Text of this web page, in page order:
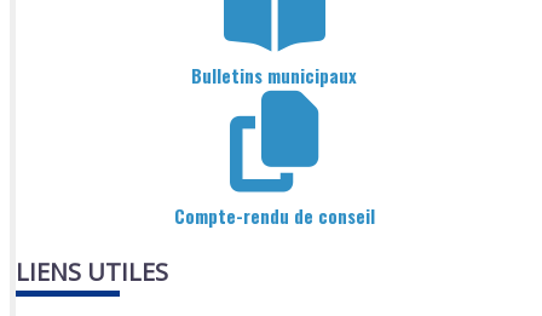
Bulletins municipaux
Compte-rendu de conseil
LIENS UTILES